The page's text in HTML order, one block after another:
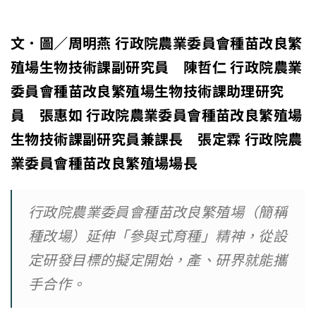
文．圖／周明燕行政院農業委員會種苗改良繁
殖場生物技術課副研究員 陳哲仁行政院農業
委員會種苗改良繁殖場生物技術課助理研究
員 張惠如行政院農業委員會種苗改良繁殖場
生物技術課副研究員兼課長 張定霖行政院農
業委員會種苗改良繁殖場場長
行政院農業委員會種苗改良繁殖場（簡稱
種改場）延伸「參與式育種」精神，從設
定研發目標的擬定開始，產、研界就能攜
手合作。